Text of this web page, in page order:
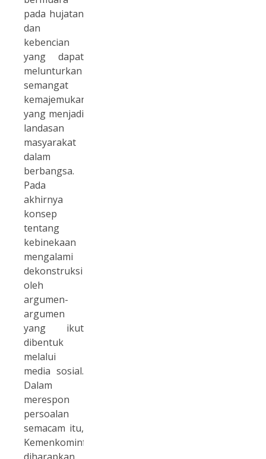
pada hujatan
dan
kebencian
yang dapat
melunturkan
semangat
kemajemukan
yang menjadi
landasan
masyarakat
dalam
berbangsa.
Pada
akhirnya
konsep
tentang
kebinekaan
mengalami
dekonstruksi
oleh
argumen-
argumen
yang ikut
dibentuk
melalui
media sosial.
Dalam
merespon
persoalan
semacam itu,
Kemenkominfo